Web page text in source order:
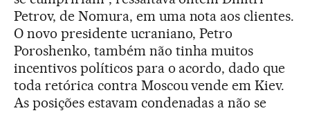
Petrov, de Nomura, em uma nota aos clientes.
O novo presidente ucraniano, Petro
Poroshenko, também não tinha muitos
incentivos políticos para o acordo, dado que
toda retórica contra Moscou vende em Kiev.
As posições estavam condenadas a não se